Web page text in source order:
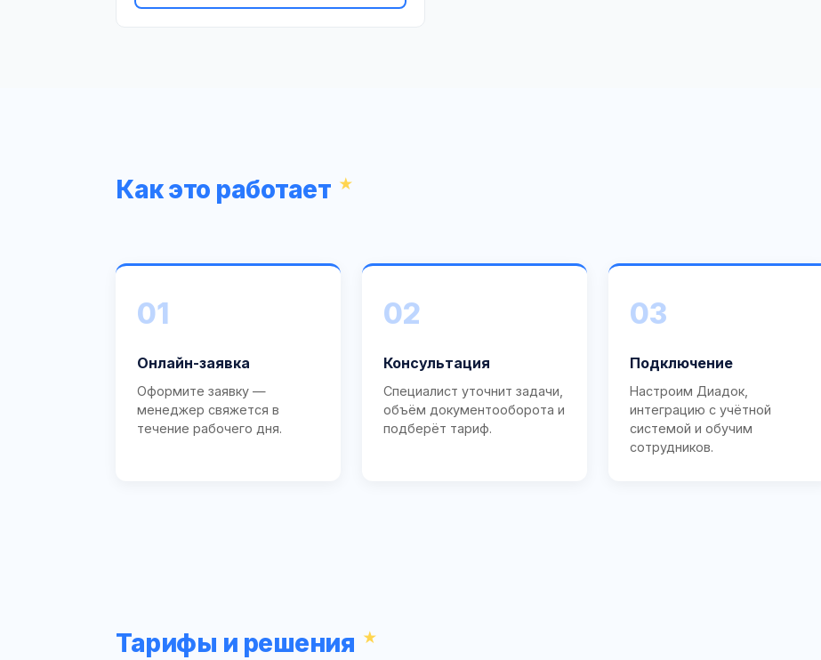
Как это работает
01
Онлайн-заявка
Оформите заявку —
менеджер свяжется в
течение рабочего дня.
02
Консультация
Специалист уточнит задачи,
объём документооборота и
подберёт тариф.
03
Подключение
Настроим Диадок,
интеграцию с учётной
системой и обучим
сотрудников.
Тарифы и решения